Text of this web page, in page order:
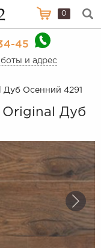
0
45
и адрес
Дуб Осенний 4291
Original Дуб